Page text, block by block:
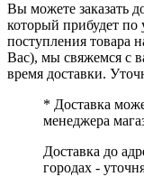
Вы можете заказать
который прибудет по
поступления товара
Вас), мы свяжемся с
время доставки.
* Доставка
менеджера
Доставка до
городах -